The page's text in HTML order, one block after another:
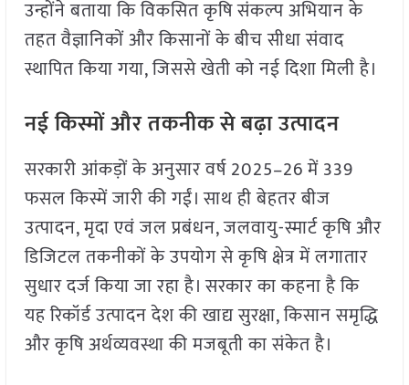
उन्होंने बताया कि विकसित कृषि संकल्प अभियान के
तहत वैज्ञानिकों और किसानों के बीच सीधा संवाद
स्थापित किया गया, जिससे खेती को नई दिशा मिली है।
नई किस्मों और तकनीक से बढ़ा उत्पादन
सरकारी आंकड़ों के अनुसार वर्ष 2025–26 में 339
फसल किस्में जारी की गईं। साथ ही बेहतर बीज
उत्पादन, मृदा एवं जल प्रबंधन, जलवायु-स्मार्ट कृषि और
डिजिटल तकनीकों के उपयोग से कृषि क्षेत्र में लगातार
सुधार दर्ज किया जा रहा है। सरकार का कहना है कि
यह रिकॉर्ड उत्पादन देश की खाद्य सुरक्षा, किसान समृद्धि
और कृषि अर्थव्यवस्था की मजबूती का संकेत है।